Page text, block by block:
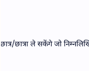
छात्रा ले सकेंगे जो